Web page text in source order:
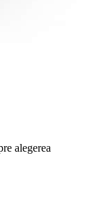
alegerea